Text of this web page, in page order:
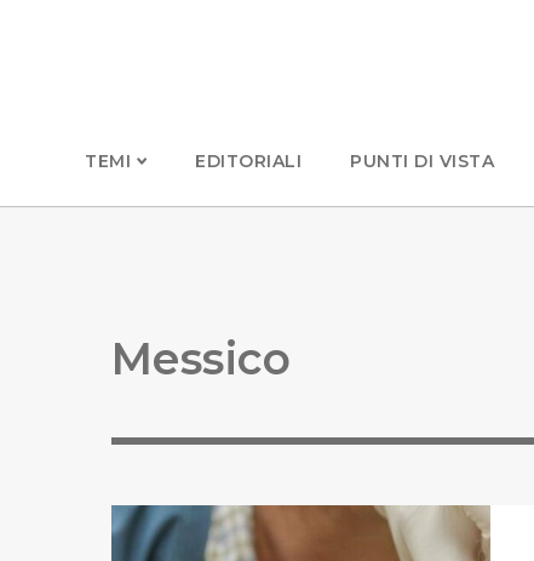
TEMI EDITORIALI PUNTI DI VISTA
Messico